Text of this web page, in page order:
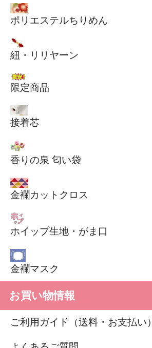
ポリエステルちりめん
紐・リリヤーン
限定商品
接着芯
香りの泉 匂い袋
金襴カットクロス
ホイップ生地・がま口
金襴マスク
お買い物情報
ご利用ガイド（送料・お支払い）